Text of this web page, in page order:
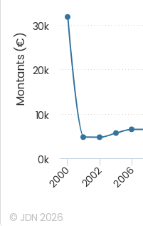
Montants (€)
2000 2002 2006
0k
10k
20k
30k
© JDN 2026